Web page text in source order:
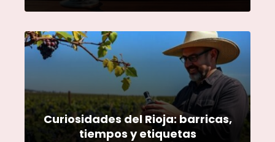
Curiosidades del Rioja: barricas,
tiempos y etiquetas